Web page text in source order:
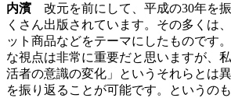
内濱 改元を前にして、平成の30年を
くさん出版されています。その多くは
ット商品などをテーマにしたものです
な視点は非常に重要だと思いますが、
活者の意識の変化」というそれらとは
を振り返ることが可能です。というの